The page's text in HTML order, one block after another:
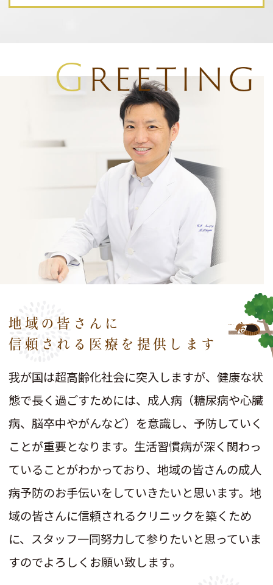
Greeting
地域の皆さんに
信頼される医療を提供します
我が国は超高齢化社会に突入しますが、健康な状
態で長く過ごすためには、成人病（糖尿病や心臓
病、脳卒中やがんなど）を意識し、予防していく
ことが重要となります。生活習慣病が深く関わっ
ていることがわかっており、地域の皆さんの成人
病予防のお手伝いをしていきたいと思います。地
域の皆さんに信頼されるクリニックを築くため
に、スタッフ一同努力して参りたいと思っていま
すのでよろしくお願い致します。